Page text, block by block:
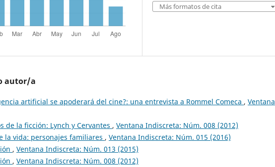
Más formatos de cita
autor/a
artificial se apoderará del cine?: una entrevista a Rommel Comeca , Ventana
de la ficción: Lynch y Cervantes , Ventana Indiscreta: Núm. 008 (2012)
la vida: personajes familiares , Ventana Indiscreta: Núm. 015 (2016)
, Ventana Indiscreta: Núm. 013 (2015)
, Ventana Indiscreta: Núm. 008 (2012)